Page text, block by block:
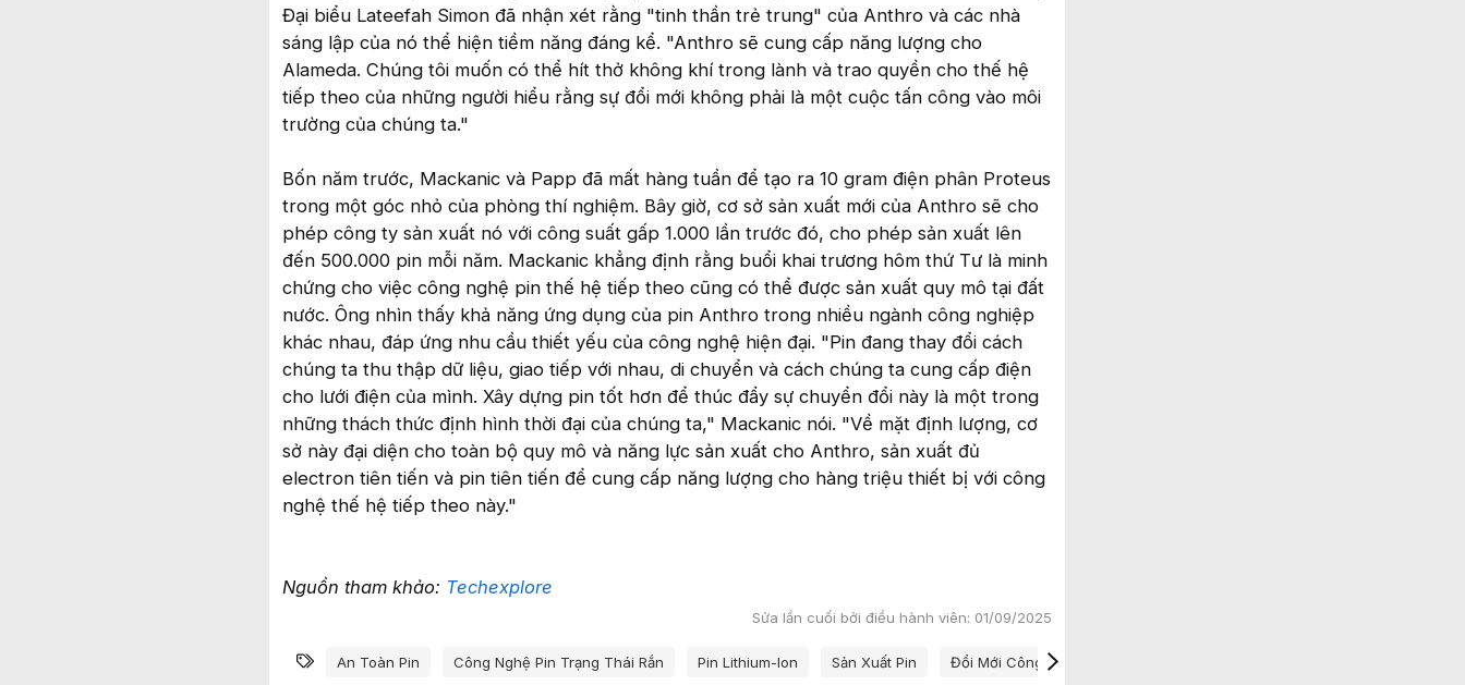
Đại biểu Lateefah Simon đã nhận xét rằng "tinh thần trẻ trung" của Anthro và các nhà
sáng lập của nó thể hiện tiềm năng đáng kể. "Anthro sẽ cung cấp năng lượng cho
Alameda. Chúng tôi muốn có thể hít thở không khí trong lành và trao quyền cho thế hệ
tiếp theo của những người hiểu rằng sự đổi mới không phải là một cuộc tấn công vào môi
trường của chúng ta."
Bốn năm trước, Mackanic và Papp đã mất hàng tuần để tạo ra 10 gram điện phân Proteus
trong một góc nhỏ của phòng thí nghiệm. Bây giờ, cơ sở sản xuất mới của Anthro sẽ cho
phép công ty sản xuất nó với công suất gấp 1.000 lần trước đó, cho phép sản xuất lên
đến 500.000 pin mỗi năm. Mackanic khẳng định rằng buổi khai trương hôm thứ Tư là minh
chứng cho việc công nghệ pin thế hệ tiếp theo cũng có thể được sản xuất quy mô tại đất
nước. Ông nhìn thấy khả năng ứng dụng của pin Anthro trong nhiều ngành công nghiệp
khác nhau, đáp ứng nhu cầu thiết yếu của công nghệ hiện đại. "Pin đang thay đổi cách
chúng ta thu thập dữ liệu, giao tiếp với nhau, di chuyển và cách chúng ta cung cấp điện
cho lưới điện của mình. Xây dựng pin tốt hơn để thúc đẩy sự chuyển đổi này là một trong
những thách thức định hình thời đại của chúng ta," Mackanic nói. "Về mặt định lượng, cơ
sở này đại diện cho toàn bộ quy mô và năng lực sản xuất cho Anthro, sản xuất đủ
electron tiên tiến và pin tiên tiến để cung cấp năng lượng cho hàng triệu thiết bị với công
nghệ thế hệ tiếp theo này."
Nguồn tham khảo: Techexplore
Sửa lần cuối bởi điều hành viên: 01/09/2025
Từ khóa
An Toàn Pin Công Nghệ Pin Trạng Thái Rắn Pin Lithium-Ion Sản Xuất Pin Đổi Mới Công Nghệ